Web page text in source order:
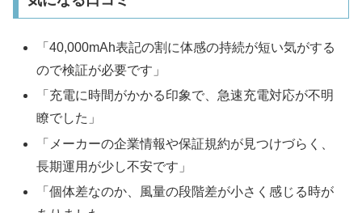
「40,000mAh表記の割に体感の持続が短い気がする
ので検証が必要です」
「充電に時間がかかる印象で、急速充電対応が不明
瞭でした」
「メーカーの企業情報や保証規約が見つけづらく、
長期運用が少し不安です」
「個体差なのか、風量の段階差が小さく感じる時が